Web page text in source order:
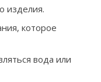
изделия.
которое
вода или